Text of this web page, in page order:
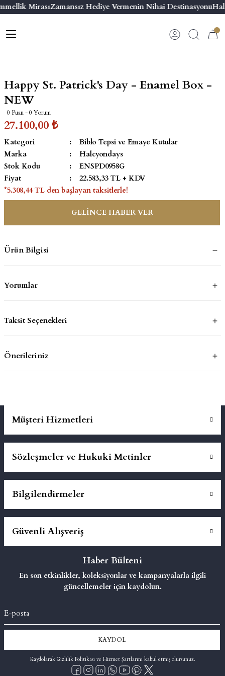
MirasıZamansız Hediye Vermenin Nihai Destinasyonu
Geri Dön
Geri Dön
ve Aksesuarlar
Mum
Geri Dön
Menteşeli Bilezik
Yivli Kabaşon Bilezik
Geri Dön
Seriler
Elephant
Happy St. Patrick's Day - Enamel Box -
NEW
0 Puan - 0 Yorum
27.100,00 ₺
Kategori
Biblo Tepsi ve Emaye Kutular
Marka
Halcyondays
Stok Kodu
ENSPD0958G
Fiyat
22.583,33 TL + KDV
*5.308,44 TL den başlayan taksitlerle!
GELİNCE HABER VER
Ürün Bilgisi
Yorumlar
Taksit Seçenekleri
Önerileriniz
Müşteri Hizmetleri
Sözleşmeler ve Hukuki Metinler
Bilgilendirmeler
Güvenli Alışveriş
Haber Bülteni
En son etkinlikler, koleksiyonlar ve kampanyalarla ilgili
güncellemeler için kaydolun.
KAYDOL
Kaydolarak Gizlilik Politikası ve Hizmet Şartlarını kabul etmiş olursunuz.